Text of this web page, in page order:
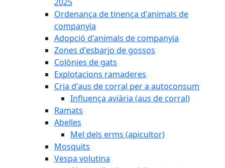
Ordenança de tinença d'animals de
companyia
Adopció d'animals de companyia
Zones d'esbarjo de gossos
Colònies de gats
Explotacions ramaderes
Cria d'aus de corral per a autoconsum
Influença aviària (aus de corral)
Ramats
Abelles
Mel dels erms (apicultor)
Mosquits
Vespa volutina